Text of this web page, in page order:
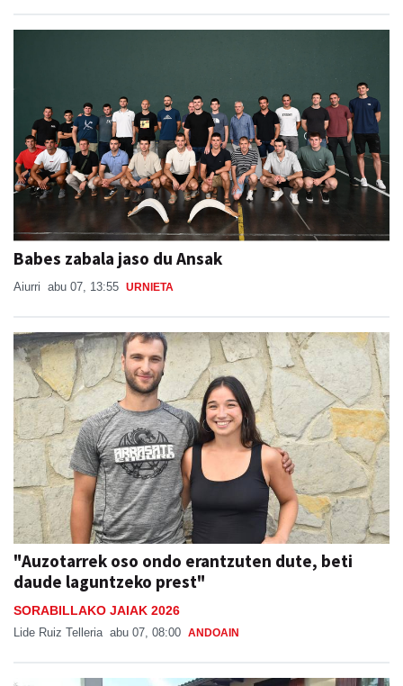
Babes zabala jaso du Ansak
Aiurri abu 07, 13:55 URNIETA
"Auzotarrek oso ondo erantzuten dute, beti
daude laguntzeko prest"
SORABILLAKO JAIAK 2026
Lide Ruiz Telleria abu 07, 08:00 ANDOAIN